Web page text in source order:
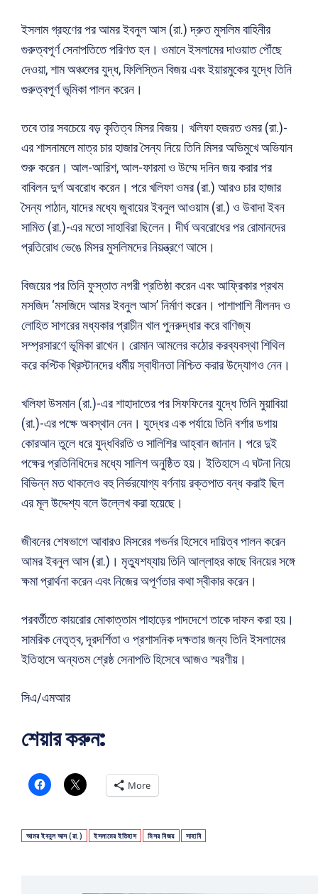
ইসলাম গ্রহণের পর আমর ইবনুল আস (রা.) দ্রুত মুসলিম বাহিনীর
গুরুত্বপূর্ণ সেনাপতিতে পরিণত হন। ওমানে ইসলামের দাওয়াত পৌঁছে
দেওয়া, শাম অঞ্চলের যুদ্ধ, ফিলিস্তিন বিজয় এবং ইয়ারমুকের যুদ্ধে তিনি
গুরুত্বপূর্ণ ভূমিকা পালন করেন।
তবে তার সবচেয়ে বড় কৃতিত্ব মিসর বিজয়। খলিফা হজরত ওমর (রা.)-
এর শাসনামলে মাত্র চার হাজার সৈন্য নিয়ে তিনি মিসর অভিমুখে অভিযান
শুরু করেন। আল-আরিশ, আল-ফারমা ও উম্মে দনিন জয় করার পর
বাবিলন দুর্গ অবরোধ করেন। পরে খলিফা ওমর (রা.) আরও চার হাজার
সৈন্য পাঠান, যাদের মধ্যে জুবায়ের ইবনুল আওয়াম (রা.) ও উবাদা ইবন
সামিত (রা.)-এর মতো সাহাবিরা ছিলেন। দীর্ঘ অবরোধের পর রোমানদের
প্রতিরোধ ভেঙে মিসর মুসলিমদের নিয়ন্ত্রণে আসে।
বিজয়ের পর তিনি ফুস্তাত নগরী প্রতিষ্ঠা করেন এবং আফ্রিকার প্রথম
মসজিদ ‘মসজিদে আমর ইবনুল আস’ নির্মাণ করেন। পাশাপাশি নীলনদ ও
লোহিত সাগরের মধ্যকার প্রাচীন খাল পুনরুদ্ধার করে বাণিজ্য
সম্প্রসারণে ভূমিকা রাখেন। রোমান আমলের কঠোর করব্যবস্থা শিথিল
করে কপ্টিক খ্রিস্টানদের ধর্মীয় স্বাধীনতা নিশ্চিত করার উদ্যোগও নেন।
খলিফা উসমান (রা.)-এর শাহাদাতের পর সিফফিনের যুদ্ধে তিনি মুয়াবিয়া
(রা.)-এর পক্ষে অবস্থান নেন। যুদ্ধের এক পর্যায়ে তিনি বর্শার ডগায়
কোরআন তুলে ধরে যুদ্ধবিরতি ও সালিশির আহ্বান জানান। পরে দুই
পক্ষের প্রতিনিধিদের মধ্যে সালিশ অনুষ্ঠিত হয়। ইতিহাসে এ ঘটনা নিয়ে
বিভিন্ন মত থাকলেও বহু নির্ভরযোগ্য বর্ণনায় রক্তপাত বন্ধ করাই ছিল
এর মূল উদ্দেশ্য বলে উল্লেখ করা হয়েছে।
জীবনের শেষভাগে আবারও মিসরের গভর্নর হিসেবে দায়িত্ব পালন করেন
আমর ইবনুল আস (রা.)। মৃত্যুশয্যায় তিনি আল্লাহর কাছে বিনয়ের সঙ্গে
ক্ষমা প্রার্থনা করেন এবং নিজের অপূর্ণতার কথা স্বীকার করেন।
পরবর্তীতে কায়রোর মোকাত্তাম পাহাড়ের পাদদেশে তাকে দাফন করা হয়।
সামরিক নেতৃত্ব, দূরদর্শিতা ও প্রশাসনিক দক্ষতার জন্য তিনি ইসলামের
ইতিহাসে অন্যতম শ্রেষ্ঠ সেনাপতি হিসেবে আজও স্মরণীয়।
সিএ/এমআর
শেয়ার করুন:
More
আমর ইবনুল আস (রা.) ইসলামের ইতিহাস মিসর বিজয় সাহাবি